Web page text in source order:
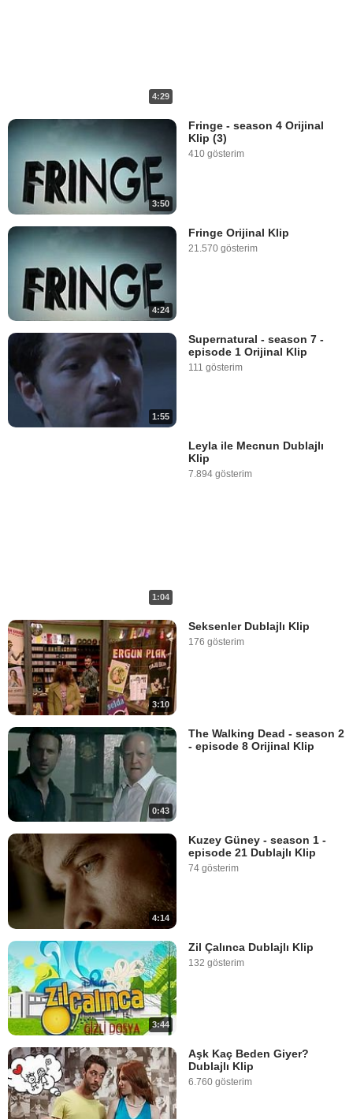
4:29
3:50
Fringe - season 4 Orijinal
Klip (3)
410 gösterim
4:24
Fringe Orijinal Klip
21.570 gösterim
1:55
Supernatural - season 7 -
episode 1 Orijinal Klip
111 gösterim
1:04
Leyla ile Mecnun Dublajlı
Klip
7.894 gösterim
3:10
Seksenler Dublajlı Klip
176 gösterim
0:43
The Walking Dead - season 2
- episode 8 Orijinal Klip
4:14
Kuzey Güney - season 1 -
episode 21 Dublajlı Klip
74 gösterim
3:44
Zil Çalınca Dublajlı Klip
132 gösterim
Aşk Kaç Beden Giyer?
Dublajlı Klip
6.760 gösterim